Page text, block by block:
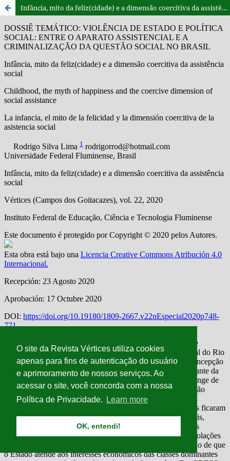
O site da Revista Vértices utiliza cookies
apenas para fins de autenticação do usuário
e aprimoramento de nossos serviços. Ao
acessar o site, você concorda com a nossa
Política de Privacidade.
Learn more
OK, entendi!
Infância, mito da feliz(cidade) e a dimensão coercitiva da assistência social